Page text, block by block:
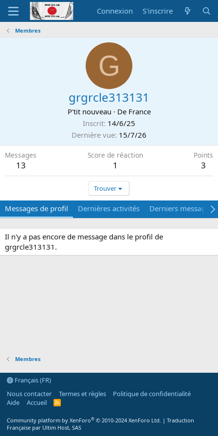
Connexion S'inscrire
Membres
G
grgrcle313131
P'tit nouveau · De France
Inscrit 14/6/25
Dernière vue 15/7/26
Messages
13
Score de réaction
1
Points
3
Trouver
Messages de profil Dernières activités Derniers messages
Il n'y a pas encore de message dans le profil de
grgrcle313131.
Membres
Français (FR)
Nous contacter
Termes et règles
Politique de confidentialité
Aide
Accueil
R
Community platform by XenForo® © 2010-2024 XenForo Ltd. | Traduction
Française par Ultim Host, SAS